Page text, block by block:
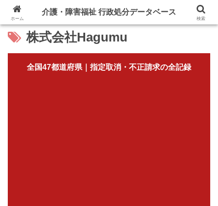
株式会社Hagumu
全国47都道府県｜指定取消・不正請求の全記録
ホーム
介護・障害福祉 行政処分データベース
検索